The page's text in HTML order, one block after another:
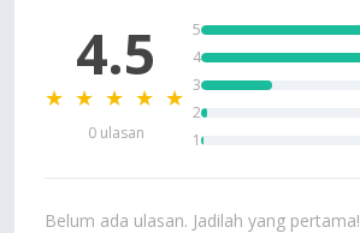
4.5
★ ★ ★ ★ ★
0 ulasan
5
4
3
2
1
Belum ada ulasan. Jadilah yang pertama!